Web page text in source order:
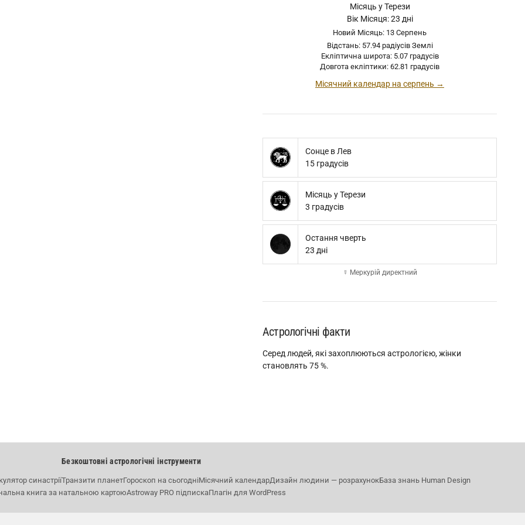
Місяць у Терези
Вік Місяця: 23 дні
Новий Місяць: 13 Серпень
Відстань: 57.94 радіусів Землі
Екліптична широта: 5.07 градусів
Довгота екліптики: 62.81 градусів
Місячний календар на серпень →
Сонце в Лев
15 градусів
Місяць у Терези
3 градусів
Остання чверть
23 дні
☿ Меркурій директний
Астрологічні факти
Серед людей, які захоплюються астрологією, жінки
становлять 75 %.
Безкоштовні астрологічні інструменти
синастріїТранзити планетГороскоп на сьогодніМісячний календарДизайн людини — розрахунокБаза знань Human Design
книга за натальною картоюAstroway PRO підпискаПлагін для WordPress